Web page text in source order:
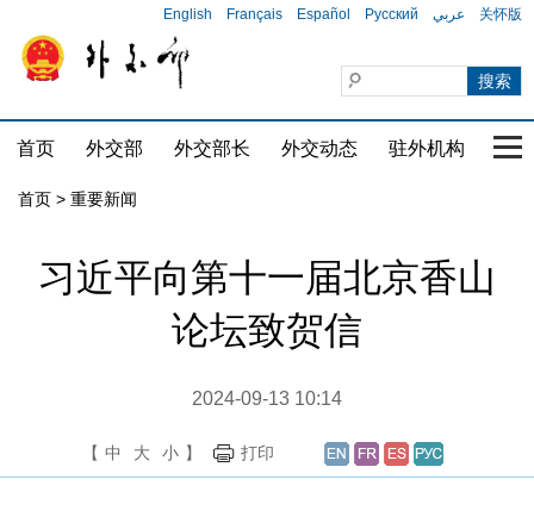
English Français Español Русский عربي 关怀版
首页 外交部 外交部长 外交动态 驻外机构 国
首页 > 重要新闻
习近平向第十一届北京香山
论坛致贺信
2024-09-13 10:14
【 中 大 小 】 打印